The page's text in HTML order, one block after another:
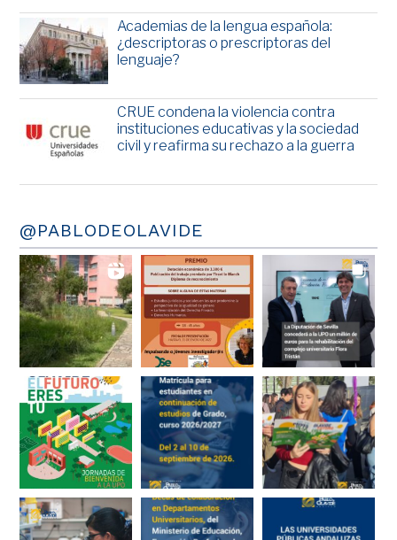
Academias de la lengua española:
¿descriptoras o prescriptoras del
lenguaje?
CRUE condena la violencia contra
instituciones educativas y la sociedad
civil y reafirma su rechazo a la guerra
@PABLODEOLAVIDE